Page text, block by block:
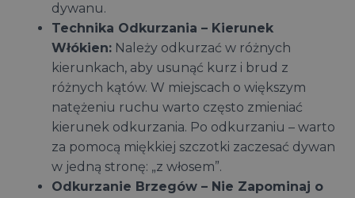
dywanu.
Technika Odkurzania – Kierunek
Włókien: Należy odkurzać w różnych
kierunkach, aby usunąć kurz i brud z
różnych kątów. W miejscach o większym
natężeniu ruchu warto często zmieniać
kierunek odkurzania. Po odkurzaniu – warto
za pomocą miękkiej szczotki zaczesać dywan
w jedną stronę: „z włosem”.
Odkurzanie Brzegów – Nie Zapominaj o